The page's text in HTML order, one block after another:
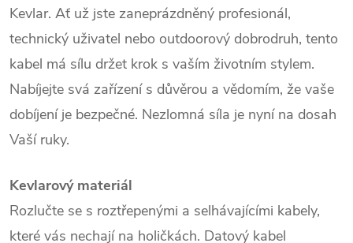
Kevlar. Ať už jste zaneprázdněný profesionál,
technický uživatel nebo outdoorový dobrodruh, tento
kabel má sílu držet krok s vaším životním stylem.
Nabíjejte svá zařízení s důvěrou a vědomím, že vaše
dobíjení je bezpečné. Nezlomná síla je nyní na dosah
Vaší ruky.
Kevlarový materiál
Rozlučte se s roztřepenými a selhávajícími kabely,
které vás nechají na holičkách. Datový kabel